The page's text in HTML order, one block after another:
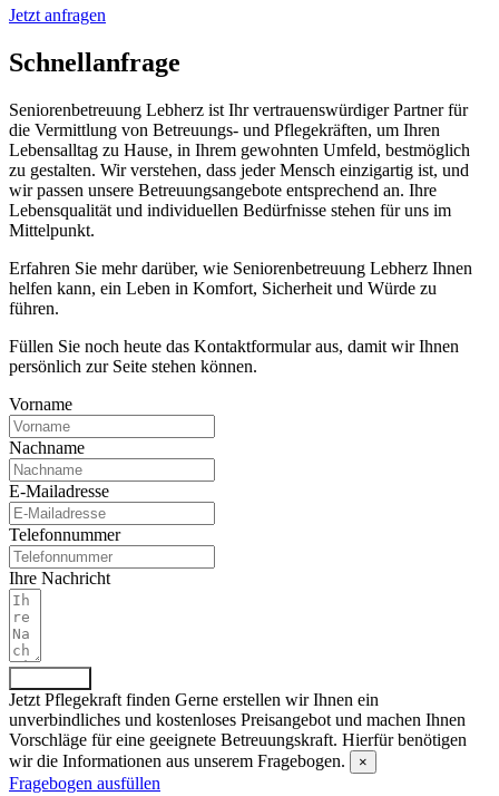
Jetzt anfragen
Schnell­anfrage
Seniorenbetreuung Lebherz ist Ihr vertrauenswürdiger Partner für
die Vermittlung von Betreuungs- und Pflegekräften, um Ihren
Lebensalltag zu Hause, in Ihrem gewohnten Umfeld, bestmöglich
zu gestalten. Wir verstehen, dass jeder Mensch einzigartig ist, und
wir passen unsere Betreuungsangebote entsprechend an. Ihre
Lebensqualität und individuellen Bedürfnisse stehen für uns im
Mittelpunkt.
Erfahren Sie mehr darüber, wie Seniorenbetreuung Lebherz Ihnen
helfen kann, ein Leben in Komfort, Sicherheit und Würde zu
führen.
Füllen Sie noch heute das Kontaktformular aus, damit wir Ihnen
persönlich zur Seite stehen können.
Vorname
Nachname
E-Mailadresse
Telefonnummer
Ihre Nachricht
Jetzt Pflegekraft finden Gerne erstellen wir Ihnen ein
unverbindliches und kostenloses Preisangebot und machen Ihnen
Vorschläge für eine geeignete Betreuungskraft. Hierfür benötigen
wir die Informationen aus unserem Fragebogen.
×
Fragebogen ausfüllen